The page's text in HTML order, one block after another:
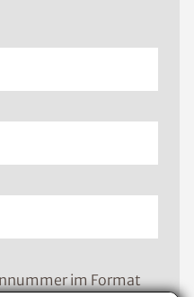
im Format